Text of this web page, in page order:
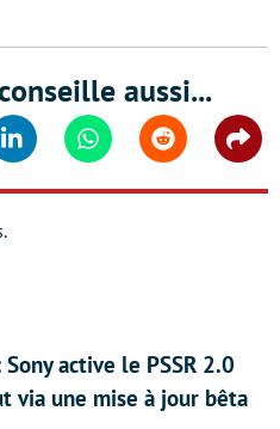
aussi...
Linkedin WhatsappReddit
Sony active le PSSR 2.0
via une mise à jour bêta